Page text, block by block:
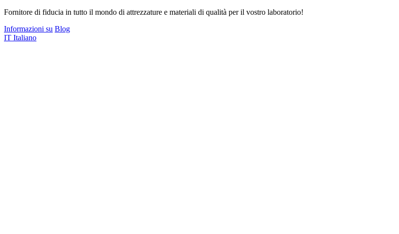
Fornitore di fiducia in tutto il mondo di attrezzature e materiali di qualità per il vostro laboratorio!
Informazioni su Blog
IT Italiano